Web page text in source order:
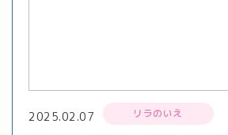
2025.02.07 リラのいえ